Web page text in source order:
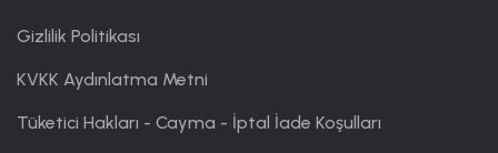
Gizlilik Politikası
KVKK Aydınlatma Metni
Tüketici Hakları - Cayma - İptal İade Koşulları